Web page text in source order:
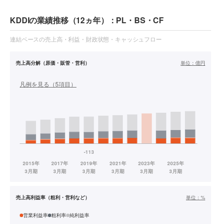
KDDIの業績推移（12ヵ年）：PL・BS・CF
連結ベースの売上高・利益・財政状態・キャッシュフロー
売上高分解（原価・販管・営利） 単位： 億円
凡例を見る（5項目）
売上高利益率（粗利・営利など） 単位： %
営業利益率 粗利率 純利益率